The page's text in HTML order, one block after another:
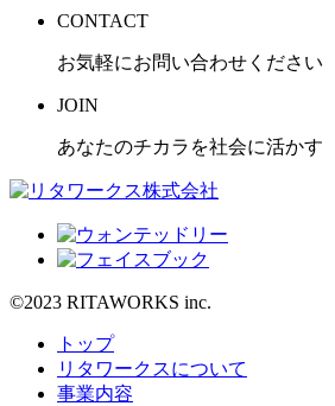
CONTACT
お気軽にお問い合わせください
JOIN
あなたのチカラを社会に活かす
©2023 RITAWORKS inc.
トップ
リタワークスについて
事業内容